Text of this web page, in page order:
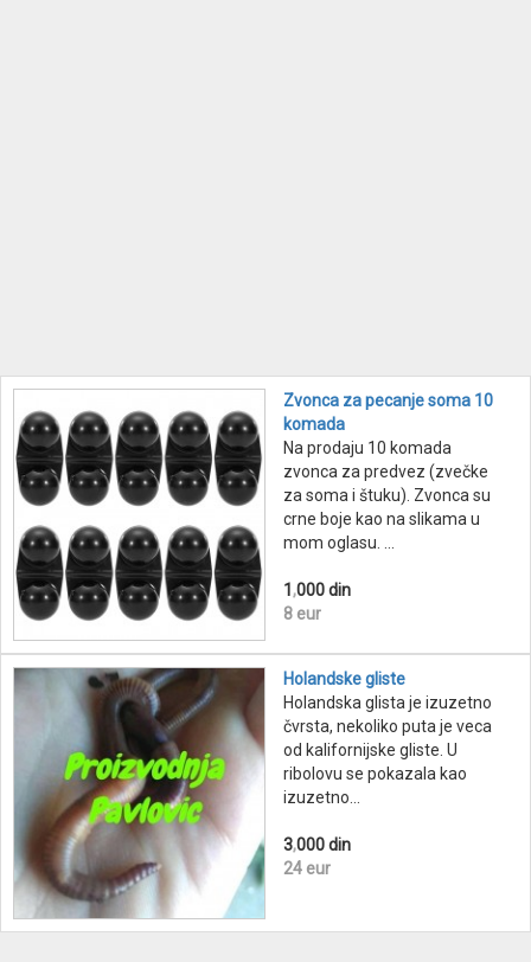
Zvonca za pecanje soma 10
komada
Na prodaju 10 komada
zvonca za predvez (zvečke
za soma i štuku). Zvonca su
crne boje kao na slikama u
mom oglasu. ...
1 ,000 din
8 eur
Holandske gliste
Holandska glista je izuzetno
čvrsta, nekoliko puta je veca
od kalifornijske gliste. U
ribolovu se pokazala kao
izuzetno...
3,000 din
24 eur